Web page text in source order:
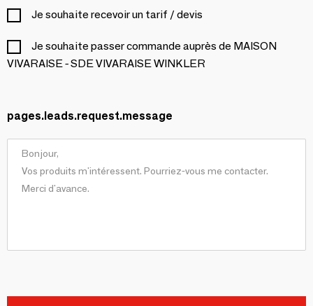
Je souhaite recevoir un tarif / devis
Je souhaite passer commande auprès de MAISON
VIVARAISE - SDE VIVARAISE WINKLER
pages.leads.request.message